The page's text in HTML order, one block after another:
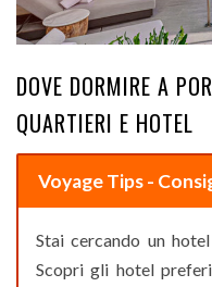
DOVE DORMIRE A
QUARTIERI E HOTEL
Voyage Tips -
Stai cercando un
Scopri gli hotel